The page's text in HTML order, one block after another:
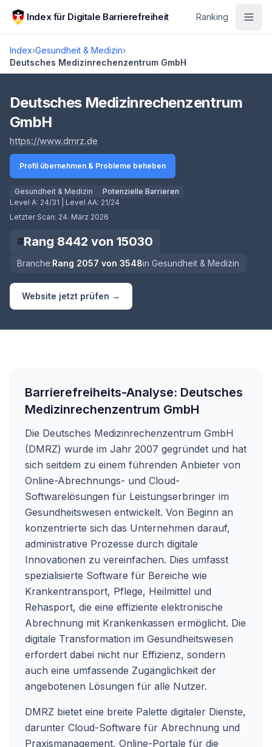
Zum Hauptinhalt springen
Index für Digitale Barrierefreiheit Ranking
Index›Gesundheit & Medizin›
Deutsches Medizinrechenzentrum GmbH
Score lädt
Deutsches Medizinrechenzentrum
GmbH
https://www.dmrz.de
Profil übernehmen & Probleme beheben
Gesundheit & Medizin
Potenzielle Barrieren
Level A: 24/31 | Level AA: 21/24
Letzter Scan: 24. März 2026
#Rang 8442 von 15030
Branche:Rang 2057 von 3548in Gesundheit & Medizin
Website jetzt prüfen →
Barrierefreiheits-Analyse: Deutsches
Medizinrechenzentrum GmbH
Die Deutsches Medizinrechenzentrum GmbH
(DMRZ) wurde im Jahr 2007 gegründet und hat
sich seitdem zu einem führenden Anbieter von
Online-Abrechnungs- und Cloud-
Softwarelösungen für Leistungserbringer im
Gesundheitswesen entwickelt. Von Beginn an
konzentrierte sich das Unternehmen darauf,
administrative Prozesse durch digitale
Innovationen zu vereinfachen. Dies umfasst
spezialisierte Software für Bereiche wie
Krankentransport, Pflege, Heilmittel und
Rehasport, die eine effiziente elektronische
Abrechnung mit Krankenkassen ermöglicht. Die
digitale Transformation im Gesundheitswesen
erfordert dabei nicht nur Effizienz, sondern
auch eine umfassende Zugänglichkeit der
angebotenen Lösungen für alle Nutzer.
DMRZ bietet eine breite Palette digitaler Dienste,
darunter Cloud-Software für Abrechnung und
Praxismanagement, Online-Portale für die